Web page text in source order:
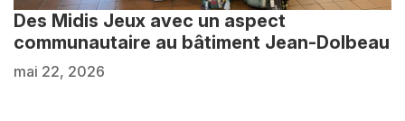
Des Midis Jeux avec un aspect
communautaire au bâtiment Jean-Dolbeau
mai 22, 2026